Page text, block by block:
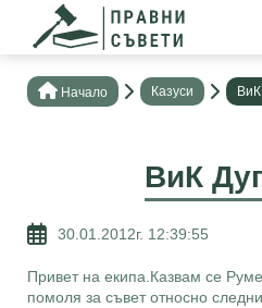
Нaчало Казуси
ВиК
30.01.2012г. 12:39:55
Привет на екипа.Казвам се
помоля за съвет относно